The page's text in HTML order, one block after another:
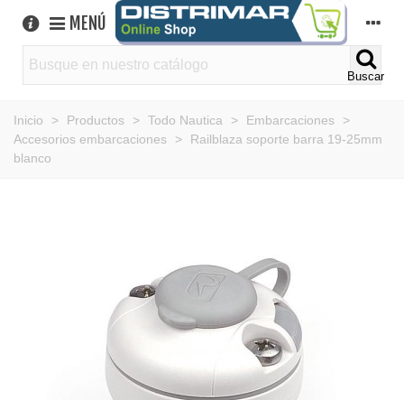
MENÚ
Buscar
Inicio > Productos > Todo Nautica > Embarcaciones
>
Accesorios embarcaciones
>
Railblaza soporte barra 19-25mm
blanco